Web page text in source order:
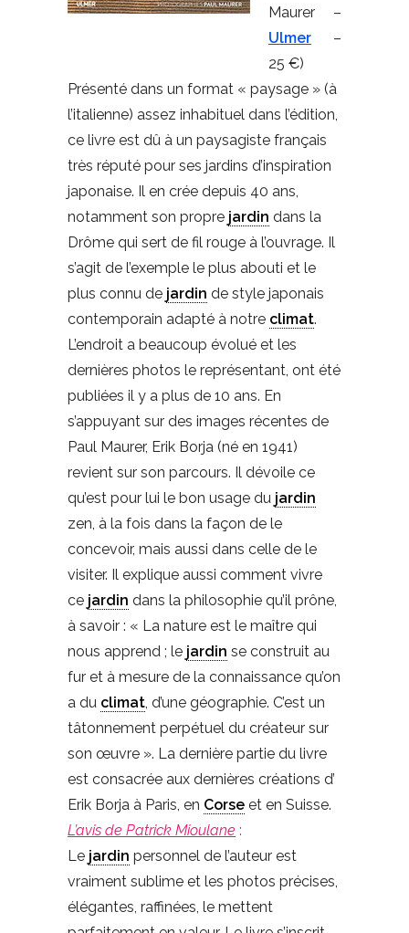
Maurer –
Ulmer –
25 €)
Présenté dans un format « paysage » (à
l’italienne) assez inhabituel dans l’édition,
ce livre est dû à un paysagiste français
très réputé pour ses jardins d’inspiration
japonaise. Il en crée depuis 40 ans,
notamment son propre jardin dans la
Drôme qui sert de fil rouge à l’ouvrage. Il
s’agit de l’exemple le plus abouti et le
plus connu de jardin de style japonais
contemporain adapté à notre climat.
L’endroit a beaucoup évolué et les
dernières photos le représentant, ont été
publiées il y a plus de 10 ans. En
s’appuyant sur des images récentes de
Paul Maurer, Erik Borja (né en 1941)
revient sur son parcours. Il dévoile ce
qu’est pour lui le bon usage du jardin
zen, à la fois dans la façon de le
concevoir, mais aussi dans celle de le
visiter. Il explique aussi comment vivre
ce jardin dans la philosophie qu’il prône,
à savoir : « La nature est le maître qui
nous apprend ; le jardin se construit au
fur et à mesure de la connaissance qu’on
a du climat , d’une géographie. C’est un
tâtonnement perpétuel du créateur sur
son œuvre ». La dernière partie du livre
est consacrée aux dernières créations d’
Erik Borja à Paris, en Corse et en Suisse.
L’avis de Patrick Mioulane :
Le jardin personnel de l’auteur est
vraiment sublime et les photos précises,
élégantes, raffinées, le mettent